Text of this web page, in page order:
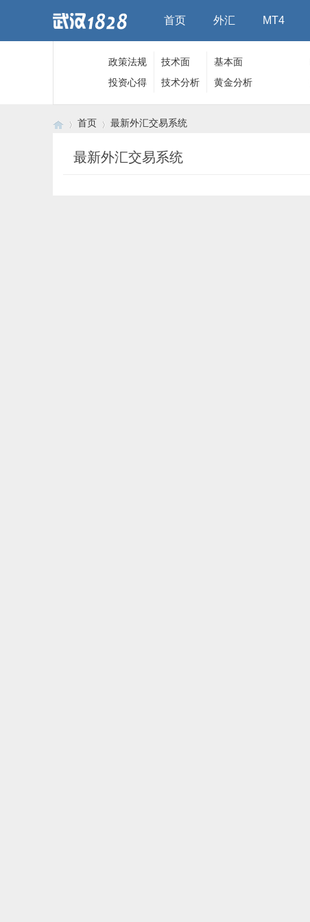
首页 外汇 MT4
政策法规 技术面
基本面
投资心得
技术分析 黄金分析
首页 最新外汇交易系统
最新外汇交易系统